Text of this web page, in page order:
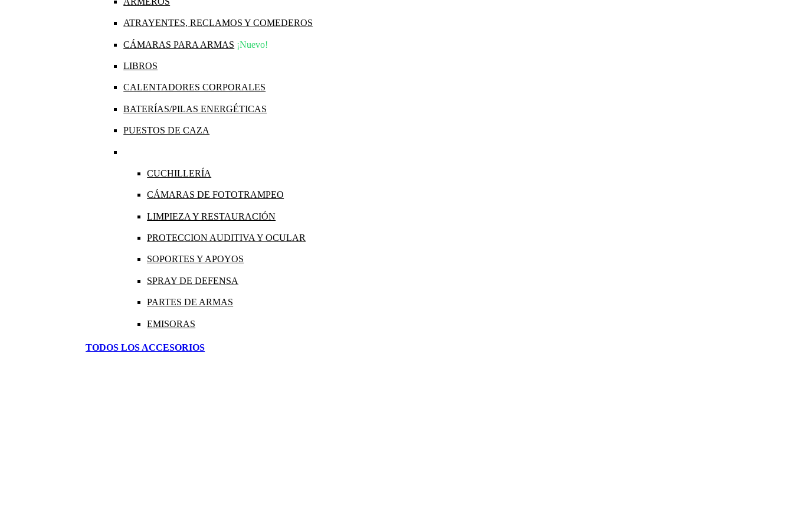
ATRAYENTES, RECLAMOS Y COMEDEROS
CÁMARAS PARA ARMAS ¡Nuevo!
LIBROS
CALENTADORES CORPORALES
BATERÍAS/PILAS ENERGÉTICAS
PUESTOS DE CAZA
CUCHILLERÍA
CÁMARAS DE FOTOTRAMPEO
LIMPIEZA Y RESTAURACIÓN
PROTECCION AUDITIVA Y OCULAR
SOPORTES Y APOYOS
SPRAY DE DEFENSA
PARTES DE ARMAS
EMISORAS
TODOS LOS ACCESORIOS